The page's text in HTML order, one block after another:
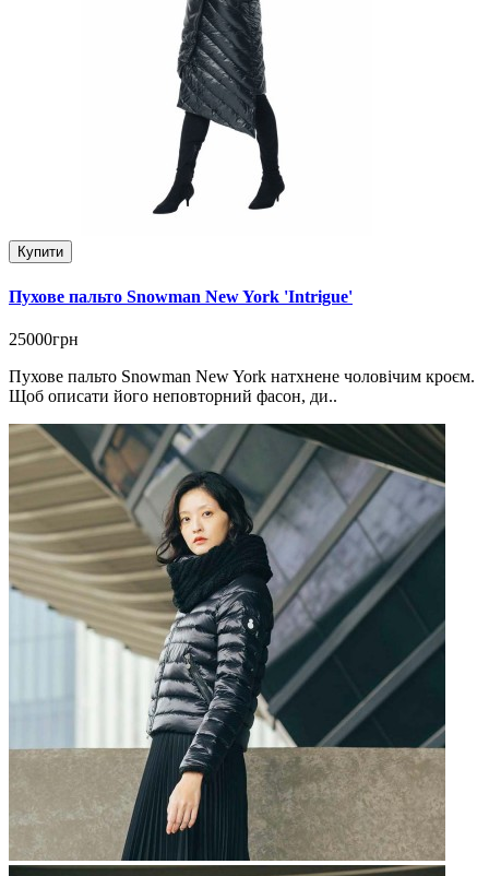
Купити
Пухове пальто Snowman New York 'Intrigue'
25000грн
Пухове пальто Snowman New York натхнене чоловічим кроєм.
Щоб описати його неповторний фасон, ди..